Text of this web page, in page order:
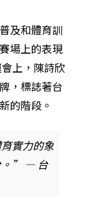
及和體育訓
場上的表現
上，陳詩欣
，標誌著台
的階段。
實力的象
。” — 台